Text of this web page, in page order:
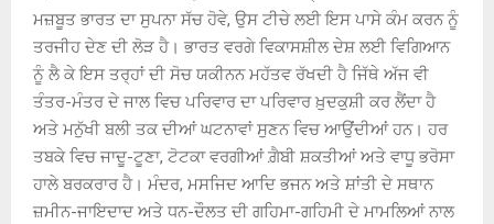
ਮਜ਼ਬੂਤ ਭਾਰਤ ਦਾ ਸੁਪਨਾ ਸੱਚ ਹੋਵੇ, ਉਸ ਟੀਚੇ ਲਈ ਇਸ ਪਾਸੇ ਕੰਮ ਕਰਨ ਨੂੰ
ਤਰਜੀਹ ਦੇਣ ਦੀ ਲੋੜ ਹੈ। ਭਾਰਤ ਵਰਗੇ ਵਿਕਾਸਸ਼ੀਲ ਦੇਸ਼ ਲਈ ਵਿਗਿਆਨ
ਨੂੰ ਲੈ ਕੇ ਇਸ ਤਰ੍ਹਾਂ ਦੀ ਸੋਚ ਯਕੀਨਨ ਮਹੱਤਵ ਰੱਖਦੀ ਹੈ ਜਿੱਥੇ ਅੱਜ ਵੀ
ਤੰਤਰ-ਮੰਤਰ ਦੇ ਜਾਲ ਵਿਚ ਪਰਿਵਾਰ ਦਾ ਪਰਿਵਾਰ ਖ਼ੁਦਕੁਸ਼ੀ ਕਰ ਲੈਂਦਾ ਹੈ
ਅਤੇ ਮਨੁੱਖੀ ਬਲੀ ਤਕ ਦੀਆਂ ਘਟਨਾਵਾਂ ਸੁਣਨ ਵਿਚ ਆਉਂਦੀਆਂ ਹਨ। ਹਰ
ਤਬਕੇ ਵਿਚ ਜਾਦੂ-ਟੂਣਾ, ਟੋਟਕਾ ਵਰਗੀਆਂ ਗ਼ੈਬੀ ਸ਼ਕਤੀਆਂ ਅਤੇ ਵਾਧੂ ਭਰੋਸਾ
ਹਾਲੇ ਬਰਕਰਾਰ ਹੈ। ਮੰਦਰ, ਮਸਜਿਦ ਆਦਿ ਭਜਨ ਅਤੇ ਸ਼ਾਂਤੀ ਦੇ ਸਥਾਨ
ਜ਼ਮੀਨ-ਜਾਇਦਾਦ ਅਤੇ ਧਨ-ਦੌਲਤ ਦੀ ਗਹਿਮਾ-ਗਹਿਮੀ ਦੇ ਮਾਮਲਿਆਂ ਨਾਲ